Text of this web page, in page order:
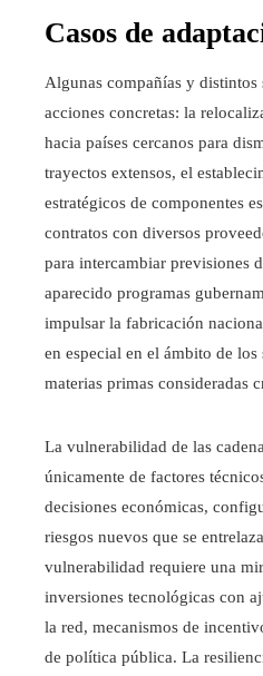
Casos de
Algunas compañías y distintos
acciones concretas: la
hacia países cercanos para
trayectos extensos, el
estratégicos de componentes
contratos con diversos
para intercambiar previsiones
aparecido programas
impulsar la fabricación
en especial en el ámbito de
materias primas consideradas
La vulnerabilidad de las
únicamente de factores
decisiones económicas,
riesgos nuevos que se
vulnerabilidad requiere una
inversiones tecnológicas con
la red, mecanismos de
de política pública. La